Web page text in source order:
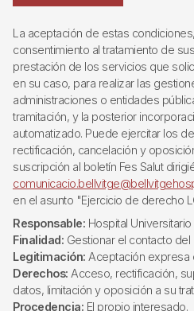
La aceptación de estas
consentimiento al tratamiento de
prestación de los servicios que
en su caso, para realizar las
administraciones o entidades
tramitación, y la posterior
automatizado. Puede ejercitar los
rectificación, cancelación y
suscripción al boletín Fes Salut
en el asunto "Ejercicio de derecho
Responsable: Hospital
Finalidad: Gestionar el contacto del
Legitimación: Aceptación expresa
Derechos: Acceso, rectificación,
datos, limitación y oposición a su
Procedencia: El propio interesado.